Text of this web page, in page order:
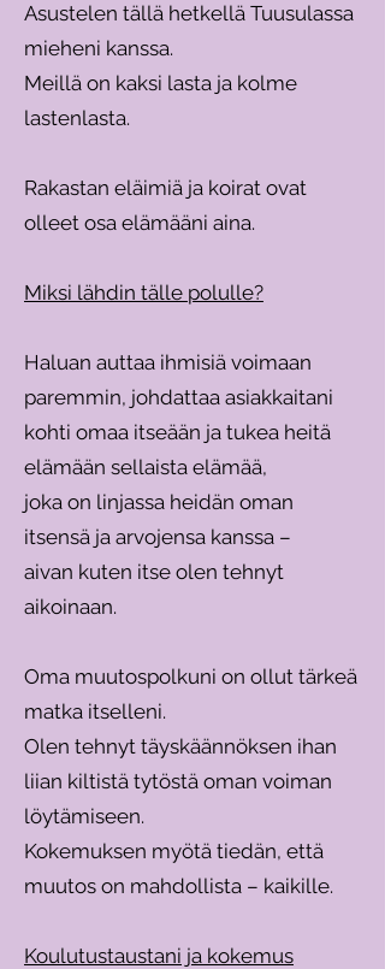
Asustelen tällä hetkellä Tuusulassa
mieheni kanssa.
Meillä on kaksi lasta ja kolme
lastenlasta.
Rakastan eläimiä ja koirat ovat
olleet osa elämääni aina.
Miksi lähdin tälle polulle?
Haluan auttaa ihmisiä voimaan
paremmin, johdattaa asiakkaitani
kohti omaa itseään ja tukea heitä
elämään sellaista elämää,
joka on linjassa heidän oman
itsensä ja arvojensa kanssa –
aivan kuten itse olen tehnyt
aikoinaan.
Oma muutospolkuni on ollut tärkeä
matka itselleni.
Olen tehnyt täyskäännöksen ihan
liian kiltistä tytöstä oman voiman
löytämiseen.
Kokemuksen myötä tiedän, että
muutos on mahdollista – kaikille.
Koulutustaustani ja kokemus